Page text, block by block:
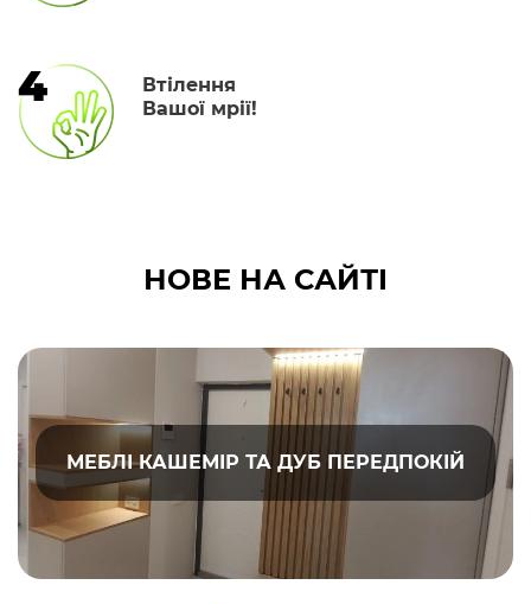
4
Втілення
Вашої мрії!
НОВЕ НА САЙТІ
МЕБЛІ КАШЕМІР ТА ДУБ ПЕРЕДПОКІЙ